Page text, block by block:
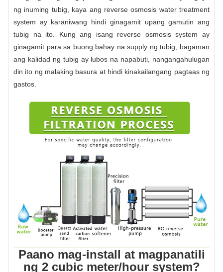
ng inuming tubig, kaya ang reverse osmosis water treatment
system ay karaniwang hindi ginagamit upang gamutin ang
tubig na ito. Kung ang isang reverse osmosis system ay
ginagamit para sa buong bahay na supply ng tubig, bagaman
ang kalidad ng tubig ay lubos na napabuti, nangangahulugan
din ito ng malaking basura at hindi kinakailangang pagtaas ng
gastos.
Paano mag-install at magpanatili
ng 2 cubic meter/hour system?